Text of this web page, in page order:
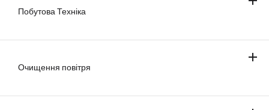
Побутова Техніка
Очищення повітря